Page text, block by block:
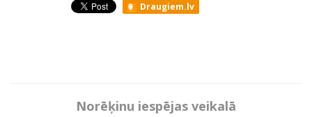
Draugiem.lv
Norēķinu iespējas veikalā